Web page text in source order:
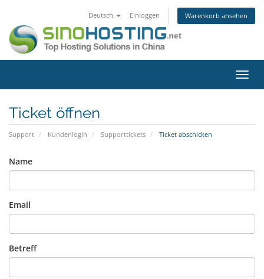
Deutsch Einloggen Warenkorb ansehen
ein-/
Ticket öffnen
Support Kundenlogin Supporttickets Ticket abschicken
Name
Email
Betreff